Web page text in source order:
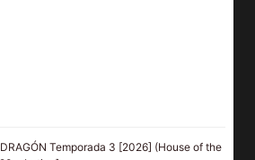
Temporada 3 [2026] (House of the